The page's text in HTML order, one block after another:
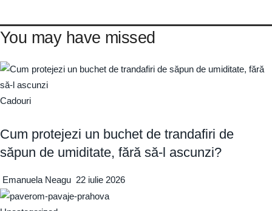
You may have missed
Cadouri
Cum protejezi un buchet de trandafiri de
săpun de umiditate, fără să-l ascunzi?
Emanuela Neagu 22 iulie 2026